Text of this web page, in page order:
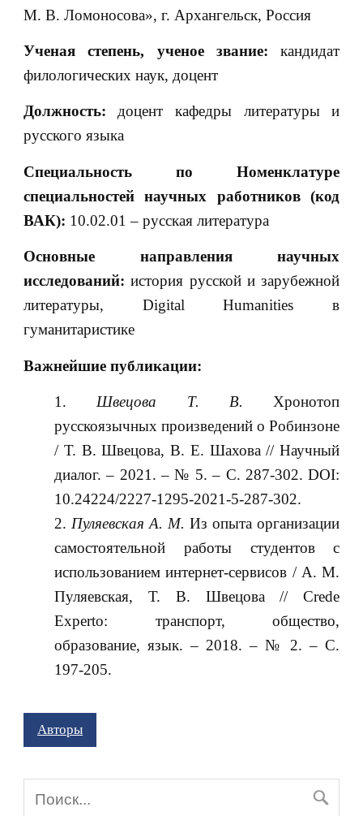
М. В. Ломоносова», г. Архангельск, Россия
Ученая степень, ученое звание: кандидат
филологических наук, доцент
Должность: доцент кафедры литературы и
русского языка
Специальность по Номенклатуре
специальностей научных работников (код
ВАК): 10.02.01 – русская литература
Основные направления научных
исследований:история русской и зарубежной
литературы, Digital Humanities в
гуманитаристике
Важнейшие публикации:
Швецова Т. В. Хронотоп
русскоязычных произведений о Робинзоне
/ Т. В. Швецова, В. Е. Шахова // Научный
диалог. – 2021. – № 5. – С. 287-302. DOI:
10.24224/2227-1295-2021-5-287-302.
Пуляевская А. М.Из опыта организации
самостоятельной работы студентов с
использованием интернет-сервисов / А. М.
Пуляевская, Т. В. Швецова // Crede
Experto: транспорт, общество,
образование, язык. – 2018. – № 2. – С.
197-205.
Авторы